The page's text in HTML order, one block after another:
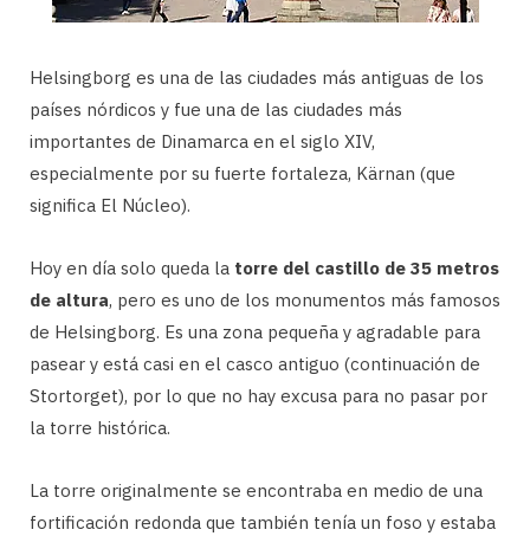
Helsingborg es una de las ciudades más antiguas de los
países nórdicos y fue una de las ciudades más
importantes de Dinamarca en el siglo XIV,
especialmente por su fuerte fortaleza, Kärnan (que
significa El Núcleo).
Hoy en día solo queda la torre del castillo de 35 metros
de altura, pero es uno de los monumentos más famosos
de Helsingborg. Es una zona pequeña y agradable para
pasear y está casi en el casco antiguo (continuación de
Stortorget), por lo que no hay excusa para no pasar por
la torre histórica.
La torre originalmente se encontraba en medio de una
fortificación redonda que también tenía un foso y estaba